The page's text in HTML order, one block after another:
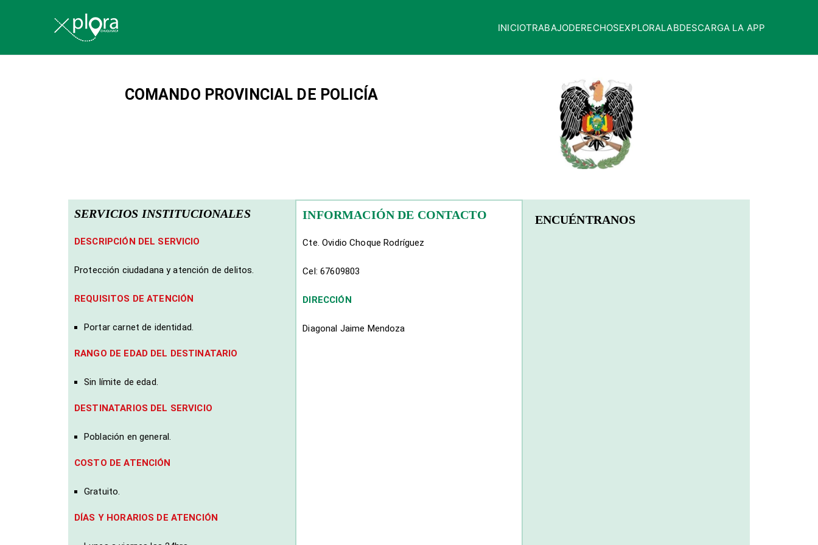
INICIOTRABAJODERECHOSEXPLORALABDESCARGA LA APP
COMANDO PROVINCIAL DE POLICÍA
SERVICIOS INSTITUCIONALES
DESCRIPCIÓN DEL SERVICIO
Protección ciudadana y atención de delitos.
REQUISITOS DE ATENCIÓN
Portar carnet de identidad.
RANGO DE EDAD DEL DESTINATARIO
Sin límite de edad.
DESTINATARIOS DEL SERVICIO
Población en general.
COSTO DE ATENCIÓN
Gratuito.
DÍAS Y HORARIOS DE ATENCIÓN
INFORMACIÓN DE CONTACTO
Cte. Ovidio Choque Rodríguez
Cel: 67609803
DIRECCIÓN
Diagonal Jaime Mendoza
ENCUÉNTRANOS